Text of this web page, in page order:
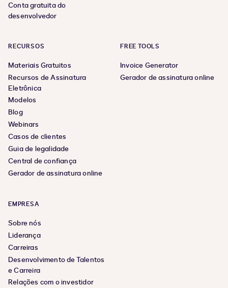
Conta gratuita do
desenvolvedor
RECURSOS
Materiais Gratuitos
Recursos de Assinatura
Eletrônica
Modelos
Blog
Webinars
Casos de clientes
Guia de legalidade
Central de confiança
Gerador de assinatura online
FREE TOOLS
Invoice Generator
Gerador de assinatura online
EMPRESA
Sobre nós
Liderança
Carreiras
Desenvolvimento de Talentos
e Carreira
Relações com o investidor